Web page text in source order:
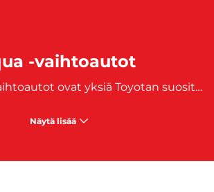
-vaihtoautot
Toyota Aqua -vaihtoautot ovat yksiä Toyotan suosituimmista hybridiautoista. Toyota Aqua -malli tunnetaan joillain markkinoilla myös nimellä
Näytä lisää